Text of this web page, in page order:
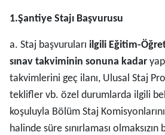
1.Şantiye Stajı Başvurusu
a. Staj başvuruları ilgili Eğitim-
sınav takviminin sonuna kadar
takvimlerini geç ilanı, Ulusal Staj
teklifler vb. özel durumlarda ilgili
koşuluyla Bölüm Staj
halinde süre sınırlaması